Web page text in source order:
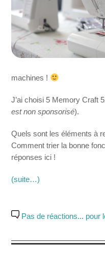
machines !
J’ai choisi 5 Memory Craft
est non sponsorisé).
Quels sont les éléments à
Comment trier la bonne
réponses ici !
(suite…)
Pas de réactions... pour